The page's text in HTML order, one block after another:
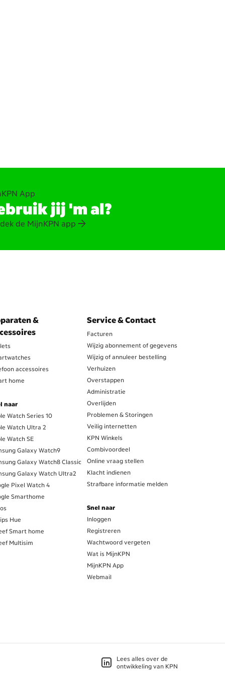
App
jij 'm al?
de MijnKPN app
&
accessoires
home
naar
Watch Series 10
Watch Ultra 2
Watch SE
Galaxy Watch9
Galaxy Watch8 Classic
Galaxy Watch Ultra2
Pixel Watch 4
Smarthome
Hue
Smart home
Multisim
Service & Contact
Facturen
Wijzig abonnement of gegevens
Wijzig of annuleer bestelling
Verhuizen
Overstappen
Administratie
Overlijden
Problemen & Storingen
Veilig internetten
KPN Winkels
Combivoordeel
Online vraag stellen
Klacht indienen
Strafbare informatie melden
Snel naar
Inloggen
Registreren
Wachtwoord vergeten
Wat is MijnKPN
MijnKPN App
Webmail
Lees alles over de
ontwikkeling van KPN